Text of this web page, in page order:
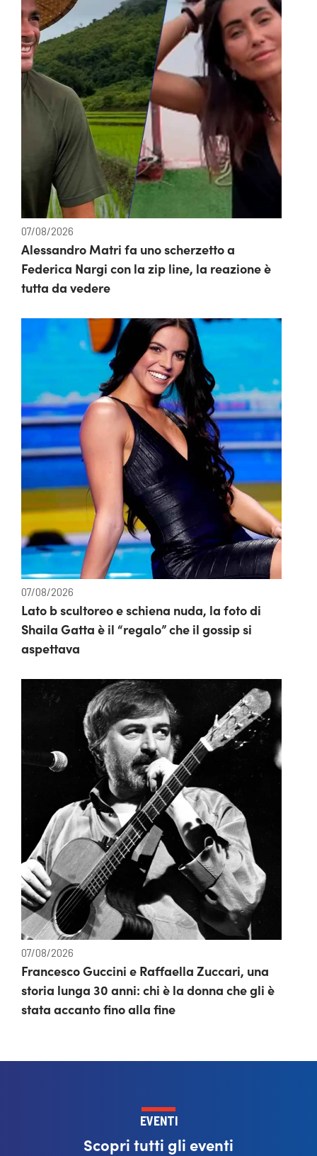
07/08/2026
Alessandro Matri fa uno scherzetto a
Federica Nargi con la zip line, la reazione è
tutta da vedere
07/08/2026
Lato b scultoreo e schiena nuda, la foto di
Shaila Gatta è il “regalo” che il gossip si
aspettava
07/08/2026
Francesco Guccini e Raffaella Zuccari, una
storia lunga 30 anni: chi è la donna che gli è
stata accanto fino alla fine
EVENTI
Scopri tutti gli eventi